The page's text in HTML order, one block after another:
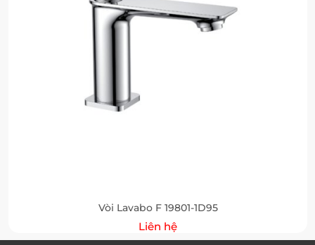
Vòi Lavabo F 19801-1D95
Liên hệ